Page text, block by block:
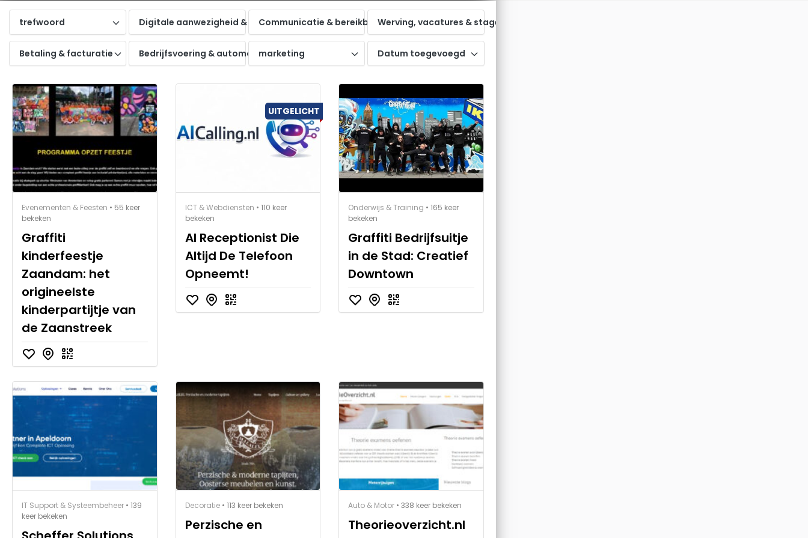
trefwoord Digitale aanwezigheid & online zichtbaarheid
Communicatie & bereikbaarheidWerving, vacatures & stages
Betaling & facturatie Bedrijfsvoering & automatisering
marketing Datum toegevoegd
Evenementen & Feesten • 55 keer
bekeken
Graffiti
kinderfeestje
Zaandam: het
origineelste
kinderpartijtje van
de Zaanstreek
UITGELICHT
ICT & Webdiensten • 110 keer
bekeken
AI Receptionist Die
Altijd De Telefoon
Opneemt!
Onderwijs & Training • 165 keer
bekeken
Graffiti Bedrijfsuitje
in de Stad: Creatief
Downtown
IT Support & Systeembeheer • 139
keer bekeken
Decoratie• 113 keer bekeken
Perzische en
Auto & Motor • 338 keer bekeken
Theorieoverzicht.nl